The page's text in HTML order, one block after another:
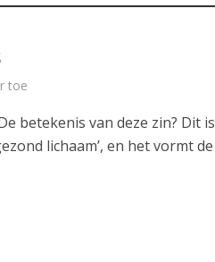
toe
betekenis van deze zin? Dit is
lichaam’, en het vormt de